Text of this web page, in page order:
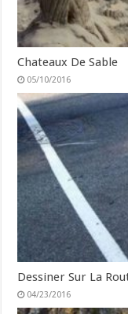
Chateaux De Sable
05/10/2016
Dessiner Sur La
04/23/2016